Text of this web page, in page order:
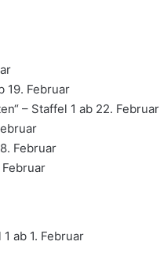
19. Februar
– Staffel 1 ab 22. Februar
Februar
Februar
ab 1. Februar